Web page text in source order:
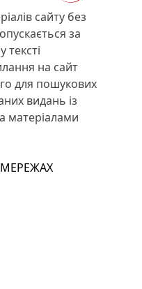
сайту без
за
на сайт
для пошукових
видань із
матеріалами